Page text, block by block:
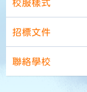
校服樣式
招標文件
聯絡學校